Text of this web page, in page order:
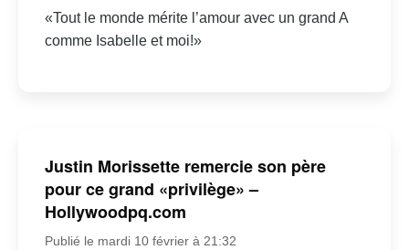
«Tout le monde mérite l’amour avec un grand A
comme Isabelle et moi!»
Justin Morissette remercie son père
pour ce grand «privilège» –
Hollywoodpq.com
Publié le mardi 10 février à 21:32